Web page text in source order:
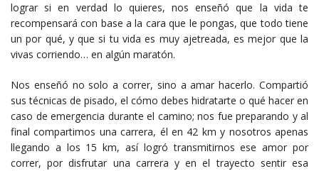
lograr si en verdad lo quieres, nos enseñó que la vida te
recompensará con base a la cara que le pongas, que todo tiene
un por qué, y que si tu vida es muy ajetreada, es mejor que la
vivas corriendo… en algún maratón.
Nos enseñó no solo a correr, sino a amar hacerlo. Compartió
sus técnicas de pisado, el cómo debes hidratarte o qué hacer en
caso de emergencia durante el camino; nos fue preparando y al
final compartimos una carrera, él en 42 km y nosotros apenas
llegando a los 15 km, así logró transmitirnos ese amor por
correr, por disfrutar una carrera y en el trayecto sentir esa